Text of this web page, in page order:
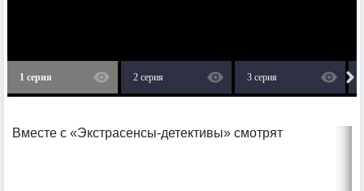
1 серия 2 серия 3 серия
Вместе с «Экстрасенсы-детективы» смотрят